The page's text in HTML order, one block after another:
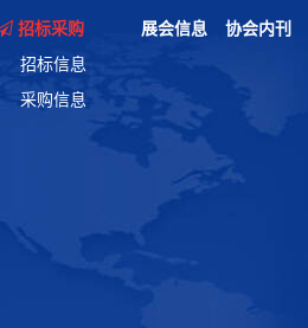
招标采购
招标信息
采购信息
展会信息 协会内刊